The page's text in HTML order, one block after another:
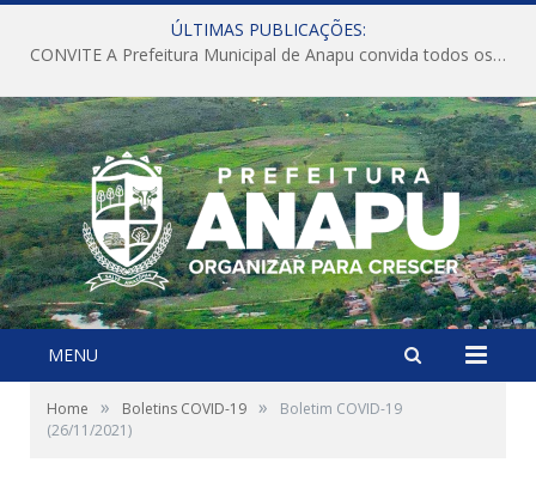
ÚLTIMAS PUBLICAÇÕES:
CONVITE A Prefeitura Municipal de Anapu convida todos os servidores públicos municipais para participarem da Audiência Pública de discussão da Lei de Diretrizes Orçamentárias (LDO), importante instrumento de planejamento das ações e investimentos da Administração Pública para o próximo exercício financeiro.
MENU
Home » Boletins COVID-19 »
Boletim COVID-19
(26/11/2021)